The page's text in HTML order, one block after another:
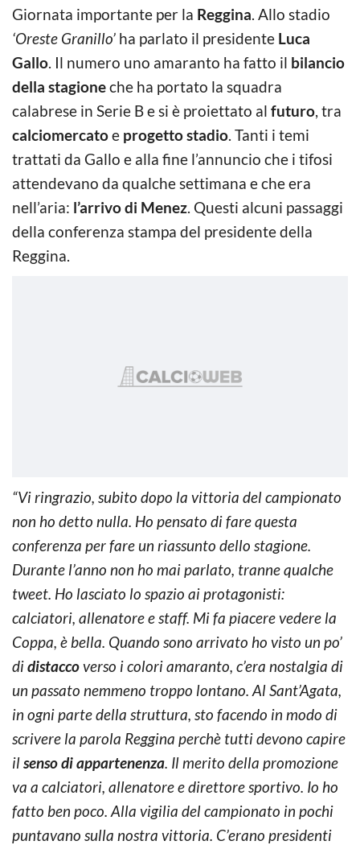
Giornata importante per la Reggina. Allo stadio
‘Oreste Granillo’ ha parlato il presidente Luca
Gallo. Il numero uno amaranto ha fatto il bilancio
della stagioneche ha portato la squadra
calabrese in Serie B e si è proiettato al futuro, tra
calciomercatoe progetto stadio. Tanti i temi
trattati da Gallo e alla fine l’annuncio che i tifosi
attendevano da qualche settimana e che era
nell’aria: l’arrivo di Menez. Questi alcuni passaggi
della conferenza stampa del presidente della
Reggina.
“Vi ringrazio, subito dopo la vittoria del campionato
non ho detto nulla. Ho pensato di fare questa
conferenza per fare un riassunto dello stagione.
Durante l’anno non ho mai parlato, tranne qualche
tweet. Ho lasciato lo spazio ai protagonisti:
calciatori, allenatore e staff. Mi fa piacere vedere la
Coppa, è bella. Quando sono arrivato ho visto un po’
didistaccoverso i colori amaranto, c’era nostalgia di
un passato nemmeno troppo lontano. Al Sant’Agata,
in ogni parte della struttura, sto facendo in modo di
scrivere la parola Reggina perchè tutti devono capire
ilsenso di appartenenza. Il merito della promozione
va a calciatori, allenatore e direttore sportivo. Io ho
fatto ben poco. Alla vigilia del campionato in pochi
puntavano sulla nostra vittoria. C’erano presidenti